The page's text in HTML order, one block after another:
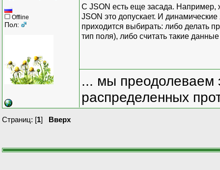
Offline
Пол:
С JSON есть еще засада. Например,
JSON это допускает. И
приходится выбирать: либо делать
тип поля), либо считать такие
... мы преодолеваем
распределенных
Страниц: [1] Вверх